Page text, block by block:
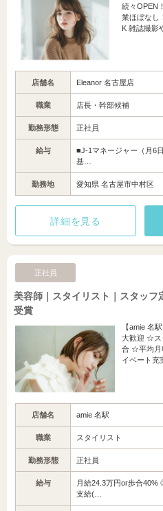
続々OPEN
業ほぼなし
K 雑誌撮影
店舗名 Eleanor 名古屋店
職業 店長・幹部候補
勤務形態 正社員
給与
■J-1マネージャー（月6
基…
勤務地 愛知県 名古屋市中村区
詳細を見る
正社員
美容師｜スタイリスト｜スタッフ
受賞
【amie 名
大歓迎 ☆ス
合 ☆平均月
イベート充
店舗名 amie 名駅
職業 スタイリスト
勤務形態 正社員
給与
月給24.3万円or歩合
支給(…